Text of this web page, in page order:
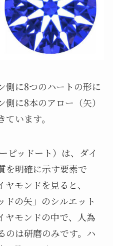
側に8つのハートの形に
に8本のアロー（矢）
います。
ピッドート）は、ダイ
を明確に示す要素で
モンドを見ると、
ドの矢」のシルエット
ヤモンドの中で、人為
のは研磨のみです。ハ